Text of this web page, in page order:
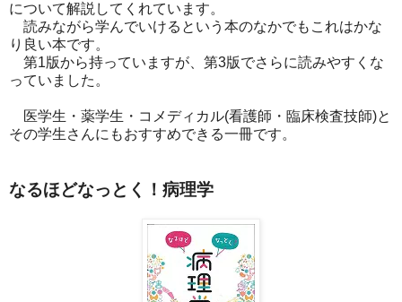
について解説してくれています。
読みながら学んでいけるという本のなかでもこれはかな
り良い本です。
第1版から持っていますが、第3版でさらに読みやすくな
っていました。
医学生・薬学生・コメディカル(看護師・臨床検査技師)と
その学生さんにもおすすめできる一冊です。
なるほどなっとく！病理学